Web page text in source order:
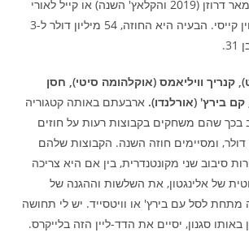
בפלייאוף, בדומה לדמאר דרוזן (2019 והקלאץ' השנה) או קייל לאורי
(2019, 2020) בלי דווין קייסי. הבעיה היא החוזה, 54 מיליון דולר ל-3
קנריך וויליאמס (אוקלהומה סיטי), חסן
קם בירץ' (אורלנדו). ארבעתם באותה קטגוריה
בכך שהם משחקים בקבוצות רעות על חוזים
3.5 מיליון דולר, ומסיימים חוזה השנה. הקבוצות שלהם
להרוויח 2 בחירות סיבוב שני מקונטנדרית, בין אם היא צריכה
של אלינגטון, את השלשות וההגנה של
מתחת לסל עם בירץ' או וויטסייד. יש לי תחושה
סגנון, יסיים את הדד-ליין הזה בלייקרס.